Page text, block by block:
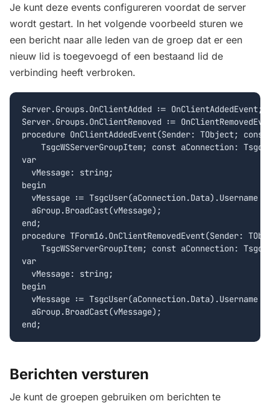
Je kunt deze events configureren voordat de server
wordt gestart. In het volgende voorbeeld sturen we
een bericht naar alle leden van de groep dat er een
nieuw lid is toegevoegd of een bestaand lid de
verbinding heeft verbroken.
Server.Groups.OnClientAdded := OnClientAddedEvent;
Server.Groups.OnClientRemoved :=
procedure OnClientAddedEvent(Sender: TObject;
TsgcWSServerGroupItem; const aConnection:
var
  vMessage: string;
begin
vMessage := TsgcUser(aConnection.Data).Username
  aGroup.BroadCast(vMessage);
end;
procedure TForm16.OnClientRemovedEvent(Sender:
TsgcWSServerGroupItem; const aConnection:
var
  vMessage: string;
begin
vMessage := TsgcUser(aConnection.Data).Username
  aGroup.BroadCast(vMessage);
Berichten versturen
Je kunt de groepen gebruiken om berichten te